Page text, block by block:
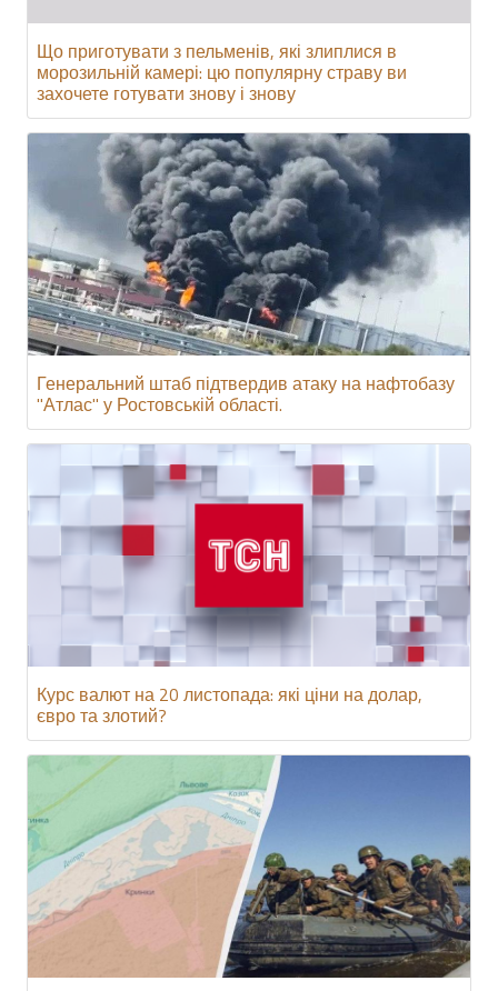
Що приготувати з пельменів, які злиплися в
морозильній камері: цю популярну страву ви
захочете готувати знову і знову
Генеральний штаб підтвердив атаку на нафтобазу
"Атлас" у Ростовській області.
Курс валют на 20 листопада: які ціни на долар,
євро та злотий?